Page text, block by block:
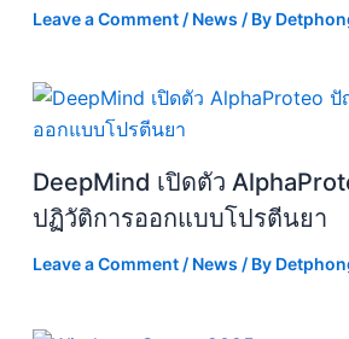
Leave a Comment / News / By
DeepMind เปิดตัว
ปฏิวัติการออกแบบโปรตีนยา
Leave a Comment / News / By